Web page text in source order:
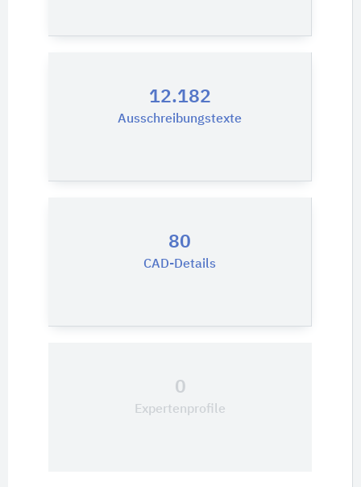
12.182
Ausschreibungstexte
80
CAD-Details
0
Expertenprofile